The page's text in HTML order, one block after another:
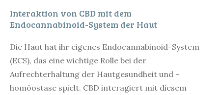
Interaktion von CBD mit dem
Endocannabinoid-System der Haut
Die Haut hat ihr eigenes Endocannabinoid-System
(ECS), das eine wichtige Rolle bei der
Aufrechterhaltung der Hautgesundheit und -
homöostase spielt. CBD interagiert mit diesem